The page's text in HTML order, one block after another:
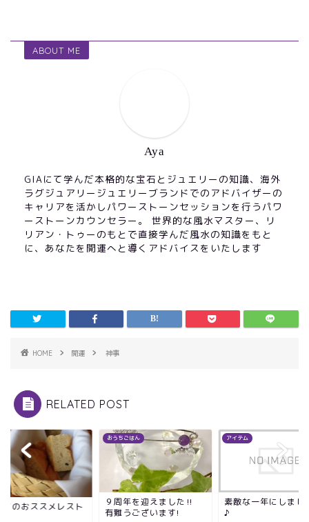
ABOUT ME
Aya
GIAにて学んだ本格的な宝石とジュエリーの知識、海外
ラグジュアリージュエリーブランドでのアドバイザーの
キャリアを活かしパワーストーンセッションを行うパワ
ーストーンカウンセラー。 世界的な風水マスター、リ
リアン・トゥーのもとで直接学んだ風水の知識をもと
に、あなたを開運へと導くアドバイスをいたします
HOME 開運 神事
RELATED POST
イのおススメレスト
おうちごはん
９周年を迎えました‼
有難うございます!
アイテム
素敵な一年にしまし
♪